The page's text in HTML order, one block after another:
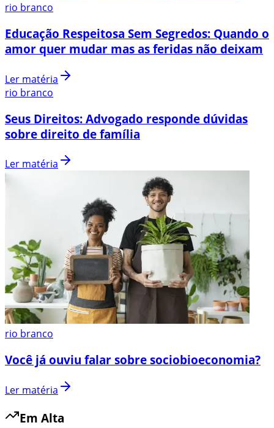
rio branco
Educação Respeitosa Sem Segredos: Quando o
amor quer mudar mas as feridas não deixam
Ler matéria
rio branco
Seus Direitos: Advogado responde dúvidas
sobre direito de família
Ler matéria
rio branco
Você já ouviu falar sobre sociobioeconomia?
Ler matéria
Em Alta